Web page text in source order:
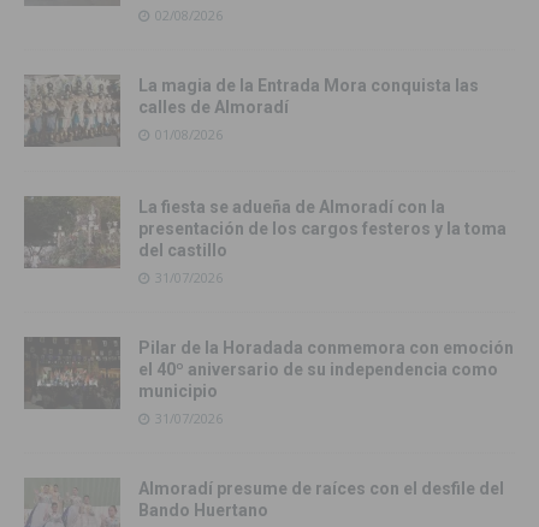
02/08/2026
La magia de la Entrada Mora conquista las
calles de Almoradí
01/08/2026
La fiesta se adueña de Almoradí con la
presentación de los cargos festeros y la toma
del castillo
31/07/2026
Pilar de la Horadada conmemora con emoción
el 40º aniversario de su independencia como
municipio
31/07/2026
Almoradí presume de raíces con el desfile del
Bando Huertano